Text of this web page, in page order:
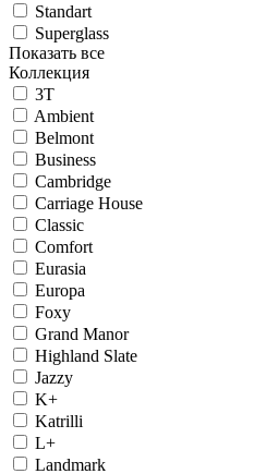
Standart
Superglass
Показать все
Коллекция
3T
Ambient
Belmont
Business
Cambridge
Carriage House
Classic
Comfort
Eurasia
Europa
Foxy
Grand Manor
Highland Slate
Jazzy
K+
Katrilli
L+
Landmark